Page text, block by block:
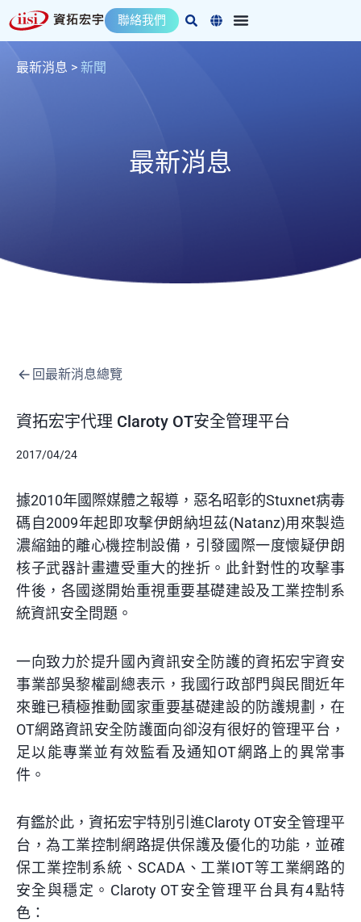
至
主
聯絡我們
最新消息 > 新聞
最新消息
回最新消息總覽
資拓宏宇代理 Claroty OT安全管理平台
2017/04/24
據2010年國際媒體之報導，惡名昭彰的Stuxnet病毒
碼自2009年起即攻擊伊朗納坦茲(Natanz)用來製造
濃縮鈾的離心機控制設備，引發國際一度懷疑伊朗
核子武器計畫遭受重大的挫折。此針對性的攻擊事
件後，各國遂開始重視重要基礎建設及工業控制系
統資訊安全問題。
一向致力於提升國內資訊安全防護的資拓宏宇資安
事業部吳黎權副總表示，我國行政部門與民間近年
來雖已積極推動國家重要基礎建設的防護規劃，在
OT網路資訊安全防護面向卻沒有很好的管理平台，
足以能專業並有效監看及通知OT網路上的異常事
件。
有鑑於此，資拓宏宇特別引進Claroty OT安全管理平
台，為工業控制網路提供保護及優化的功能，並確
保工業控制系統、SCADA、工業IOT等工業網路的
安全與穩定。Claroty OT安全管理平台具有4點特
色：